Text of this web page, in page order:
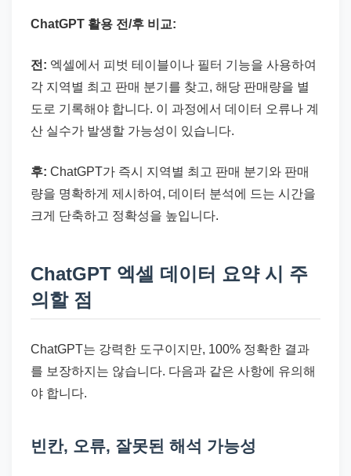
ChatGPT 활용 전/후 비교:
전: 엑셀에서 피벗 테이블이나 필터 기능을 사용하여
각 지역별 최고 판매 분기를 찾고, 해당 판매량을 별
도로 기록해야 합니다. 이 과정에서 데이터 오류나 계
산 실수가 발생할 가능성이 있습니다.
후: ChatGPT가 즉시 지역별 최고 판매 분기와 판매
량을 명확하게 제시하여, 데이터 분석에 드는 시간을
크게 단축하고 정확성을 높입니다.
ChatGPT 엑셀 데이터 요약 시 주
의할 점
ChatGPT는 강력한 도구이지만, 100% 정확한 결과
를 보장하지는 않습니다. 다음과 같은 사항에 유의해
야 합니다.
빈칸, 오류, 잘못된 해석 가능성